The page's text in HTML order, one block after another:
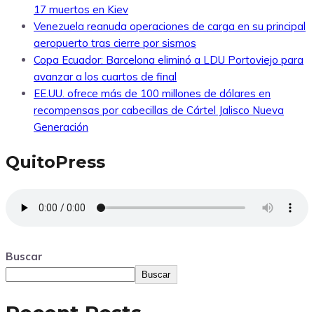
17 muertos en Kiev
Venezuela reanuda operaciones de carga en su principal
aeropuerto tras cierre por sismos
Copa Ecuador: Barcelona eliminó a LDU Portoviejo para
avanzar a los cuartos de final
EE.UU. ofrece más de 100 millones de dólares en
recompensas por cabecillas de Cártel Jalisco Nueva
Generación
QuitoPress
Buscar
Buscar